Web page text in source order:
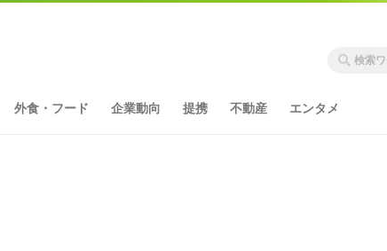
外食・フード 企業動向 提携 不動産 エンタメ